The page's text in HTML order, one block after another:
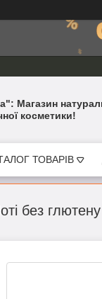
Магазин
косметики!
ТОВАРІВ
без